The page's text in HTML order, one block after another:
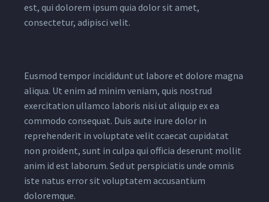
est, qui dolorem ipsum quia dolor sit amet,
consectetur, adipisci velit.
Eusmod tempor incididunt ut labore et dolore magna
aliqua. Ut enim ad minim veniam, quis nostrud
exercitation ullamco laboris nisi ut aliquip ex ea
commodo consequat. Duis aute irure dolor in
reprehenderit in voluptate velit ccaecat cupidatat
non proident, sunt in culpa qui officia deserunt mollit
anim id est laborum. Sed ut perspiciatis unde omnis
iste natus error sit voluptatem accusantium
doloremque.